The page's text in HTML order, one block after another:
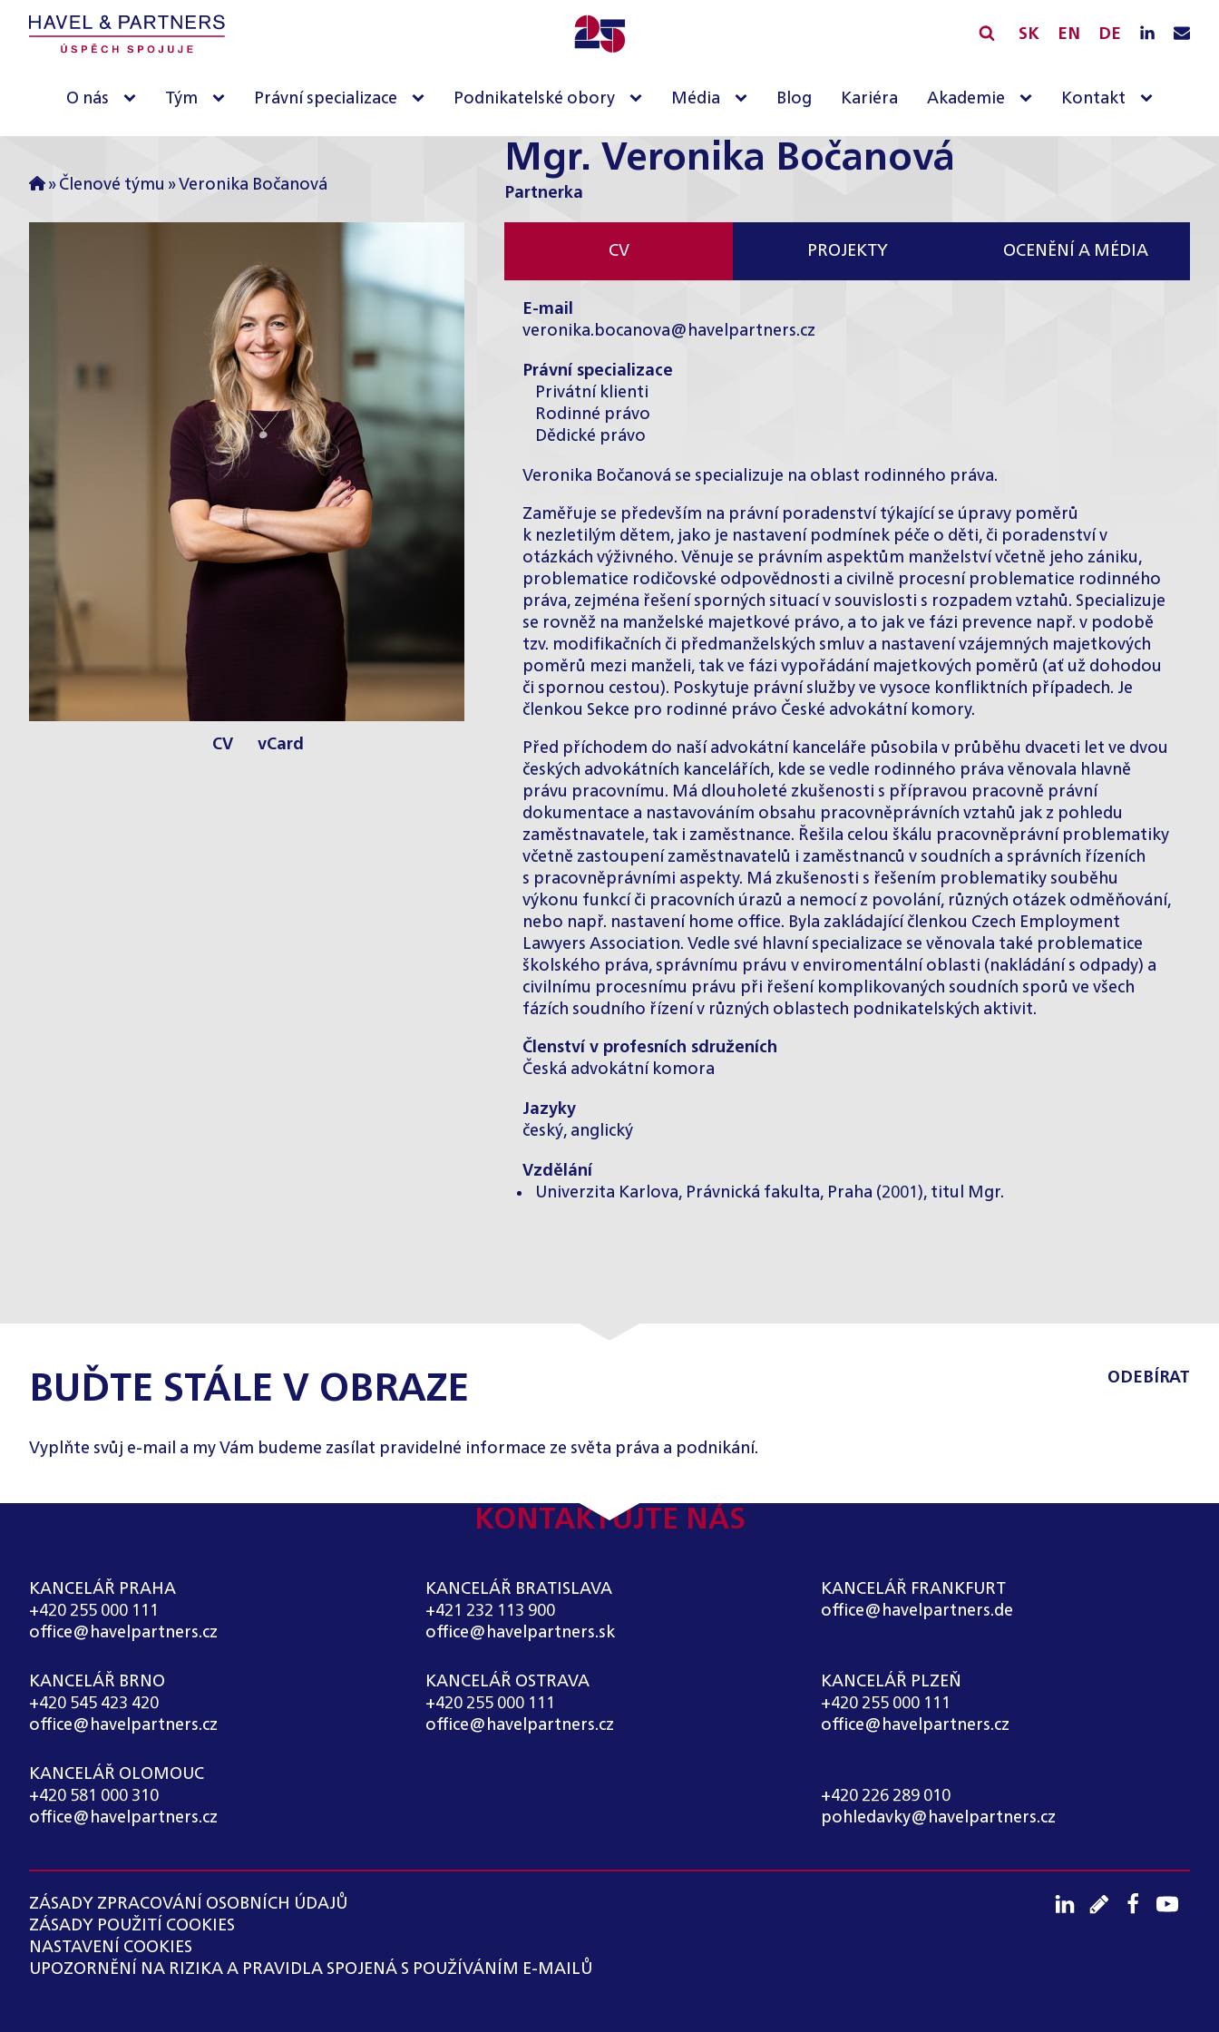
SK EN DE
O nás Tým Právní specializace Podnikatelské obory Média Blog Kariéra Akademie Kontakt
» Členové týmu » Veronika Bočanová
Mgr. Veronika Bočanová
Partnerka
CV vCard
CV PROJEKTY OCENĚNÍ A MÉDIA
E-mail
veronika.bocanova@havelpartners.cz
Právní specializace
Privátní klienti
Rodinné právo
Dědické právo
Veronika Bočanová se specializuje na oblast rodinného práva.
Zaměřuje se především na právní poradenství týkající se úpravy poměrů
k nezletilým dětem, jako je nastavení podmínek péče o děti, či poradenství v
otázkách výživného. Věnuje se právním aspektům manželství včetně jeho zániku,
problematice rodičovské odpovědnosti a civilně procesní problematice rodinného
práva, zejména řešení sporných situací v souvislosti s rozpadem vztahů. Specializuje
se rovněž na manželské majetkové právo, a to jak ve fázi prevence např. v podobě
tzv. modifikačních či předmanželských smluv a nastavení vzájemných majetkových
poměrů mezi manželi, tak ve fázi vypořádání majetkových poměrů (ať už dohodou
či spornou cestou). Poskytuje právní služby ve vysoce konfliktních případech. Je
členkou Sekce pro rodinné právo České advokátní komory.
Před příchodem do naší advokátní kanceláře působila v průběhu dvaceti let ve dvou
českých advokátních kancelářích, kde se vedle rodinného práva věnovala hlavně
právu pracovnímu. Má dlouholeté zkušenosti s přípravou pracovně právní
dokumentace a nastavováním obsahu pracovněprávních vztahů jak z pohledu
zaměstnavatele, tak i zaměstnance. Řešila celou škálu pracovněprávní problematiky
včetně zastoupení zaměstnavatelů i zaměstnanců v soudních a správních řízeních
s pracovněprávními aspekty. Má zkušenosti s řešením problematiky souběhu
výkonu funkcí či pracovních úrazů a nemocí z povolání, různých otázek odměňování,
nebo např. nastavení home office. Byla zakládající členkou Czech Employment
Lawyers Association. Vedle své hlavní specializace se věnovala také problematice
školského práva, správnímu právu v enviromentální oblasti (nakládání s odpady) a
civilnímu procesnímu právu při řešení komplikovaných soudních sporů ve všech
fázích soudního řízení v různých oblastech podnikatelských aktivit.
Členství v profesních sdruženích
Česká advokátní komora
Jazyky
český, anglický
Vzdělání
Univerzita Karlova, Právnická fakulta, Praha (2001), titul Mgr.
BUĎTE STÁLE V OBRAZE ODEBÍRAT
Vyplňte svůj e-mail a my Vám budeme zasílat pravidelné informace ze světa práva a podnikání.
KONTAKTUJTE NÁS
KANCELÁŘ PRAHA
+420 255 000 111
office@havelpartners.cz
KANCELÁŘ BRATISLAVA
+421 232 113 900
office@havelpartners.sk
KANCELÁŘ FRANKFURT
office@havelpartners.de
KANCELÁŘ BRNO
+420 545 423 420
office@havelpartners.cz
KANCELÁŘ OSTRAVA
+420 255 000 111
office@havelpartners.cz
KANCELÁŘ PLZEŇ
+420 255 000 111
office@havelpartners.cz
KANCELÁŘ OLOMOUC
+420 581 000 310
office@havelpartners.cz
+420 226 289 010
pohledavky@havelpartners.cz
ZÁSADY ZPRACOVÁNÍ OSOBNÍCH ÚDAJŮ
ZÁSADY POUŽITÍ COOKIES
NASTAVENÍ COOKIES
UPOZORNĚNÍ NA RIZIKA A PRAVIDLA SPOJENÁ S POUŽÍVÁNÍM E-MAILŮ